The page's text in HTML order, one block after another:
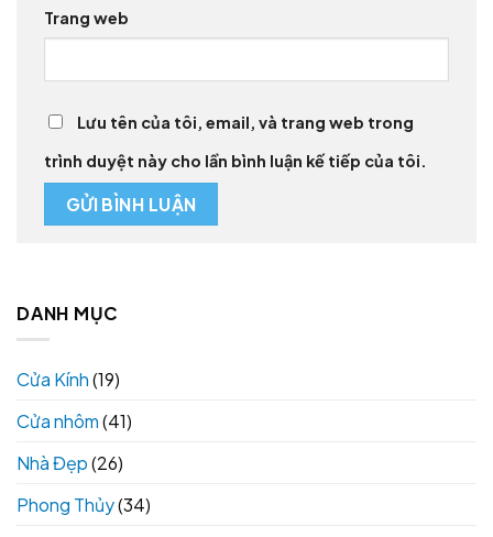
Trang web
Lưu tên của tôi, email, và trang web trong
trình duyệt này cho lần bình luận kế tiếp của tôi.
DANH MỤC
Cửa Kính(19)
Cửa nhôm(41)
Nhà Đẹp(26)
Phong Thủy(34)